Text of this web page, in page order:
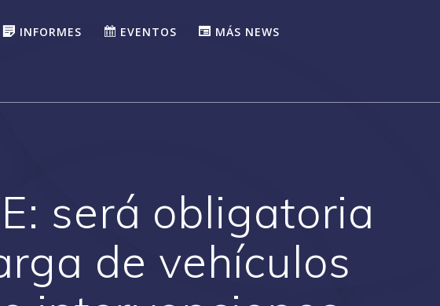
INFORMES EVENTOS MÁS NEWS
será obligatoria
de vehículos